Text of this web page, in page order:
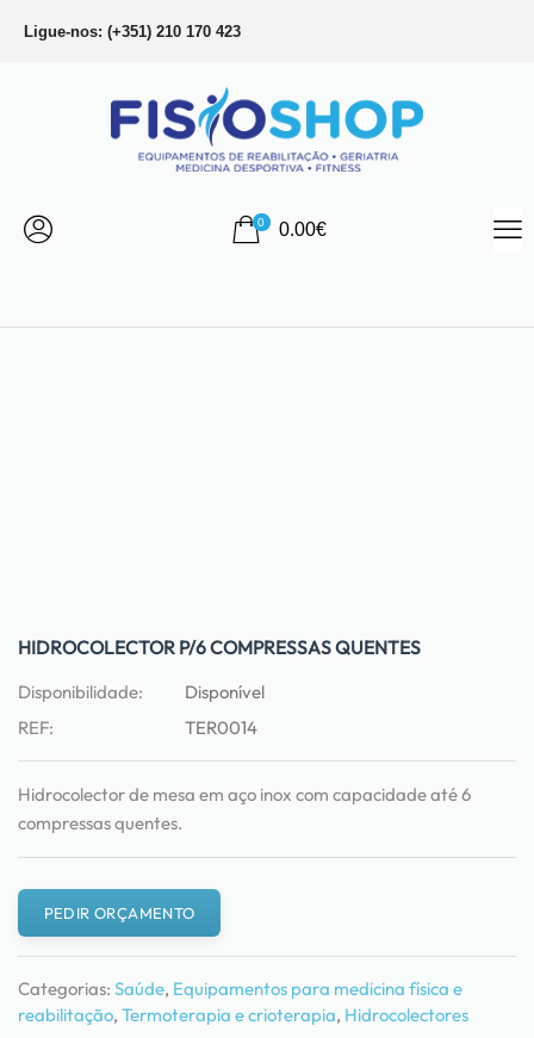
Ligue-nos: (+351) 210 170 423
0 0.00€
HIDROCOLECTOR P/6 COMPRESSAS QUENTES
Disponibilidade:
Disponível
REF:
TER0014
Hidrocolector de mesa em aço inox com capacidade até 6
compressas quentes.
PEDIR ORÇAMENTO
Categorias: Saúde, Equipamentos para medicina física e
reabilitação, Termoterapia e crioterapia, Hidrocolectores